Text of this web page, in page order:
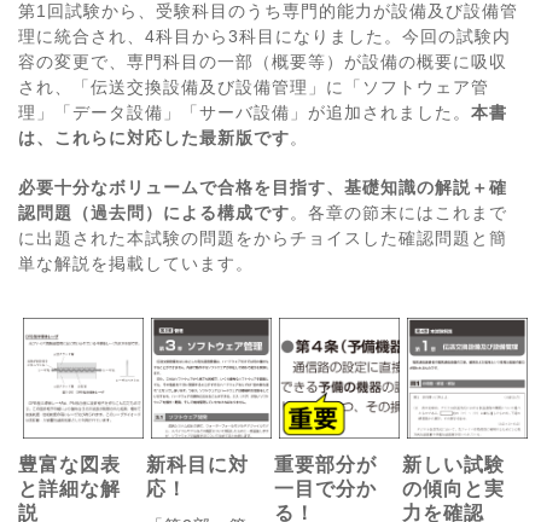
第1回試験から、受験科目のうち専門的能力が設備及び設備管
理に統合され、4科目から3科目になりました。今回の試験内
容の変更で、専門科目の一部（概要等）が設備の概要に吸収
され、「伝送交換設備及び設備管理」に「ソフトウェア管
理」「データ設備」「サーバ設備」が追加されました。 本書
は、これらに対応した最新版です。
必要十分なボリュームで合格を目指す、基礎知識の解説＋確
認問題（過去問）による構成です。各章の節末にはこれまで
に出題された本試験の問題をからチョイスした確認問題と簡
単な解説を掲載しています。
豊富な図表
と詳細な解
説
新科目に対
応！
重要部分が
一目で分か
る！
新しい試験
の傾向と実
力を確認